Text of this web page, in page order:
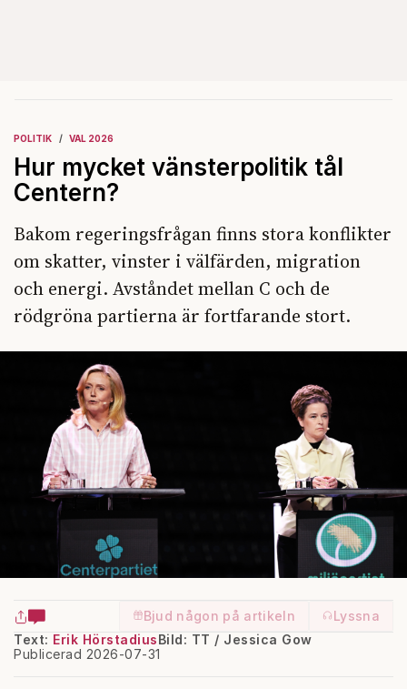
POLITIK VAL 2026
Hur mycket vänsterpolitik tål
Centern?
Bakom regeringsfrågan finns stora konflikter
om skatter, vinster i välfärden, migration
och energi. Avståndet mellan C och de
rödgröna partierna är fortfarande stort.
Bjud någon på artikeln
Lyssna
Text: Erik Hörstadius
Publicerad 2026-07-31
Bild: TT / Jessica Gow